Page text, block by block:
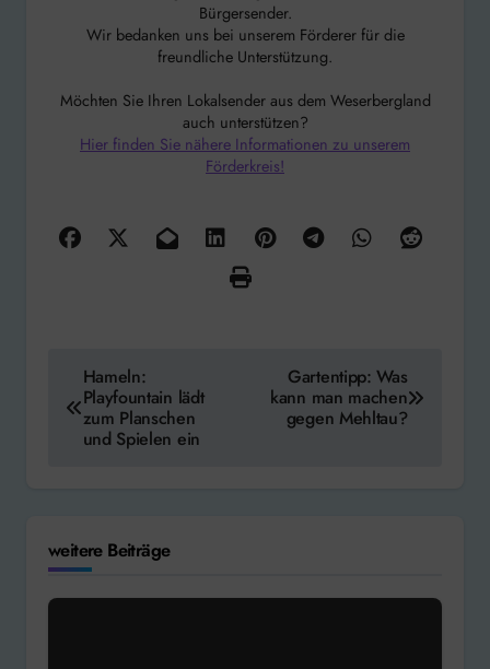
Bürgersender.
Wir bedanken uns bei unserem Förderer für die
freundliche Unterstützung.
Möchten Sie Ihren Lokalsender aus dem Weserbergland
auch unterstützen?
Hier finden Sie nähere Informationen zu unserem
Förderkreis!
Beitragsnavigation
Hameln:
Playfountain lädt
zum Planschen
und Spielen ein
Gartentipp: Was
kann man machen
gegen Mehltau?
weitere Beiträge